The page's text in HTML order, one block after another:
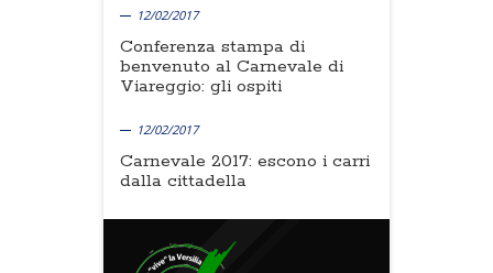
12/02/2017
Conferenza stampa di
benvenuto al Carnevale di
Viareggio: gli ospiti
12/02/2017
Carnevale 2017: escono i carri
dalla cittadella